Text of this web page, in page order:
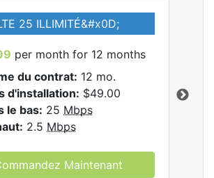
25 ILLIMITÉ&#x0D;
per month for 12 months
du contrat: 12 mo.
d'installation: $49.00
le bas: 25 Mbps
2.5 Mbps
Maintenant